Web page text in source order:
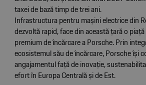
taxei de bază timp de trei ani.
Infrastructura pentru mașini electrice din
dezvoltă rapid, face din această țară o
premium de încărcare a Porsche. Prin
ecosistemul său de încărcare, Porsche își
angajamentul față de inovație,
efort în Europa Centrală și de Est.